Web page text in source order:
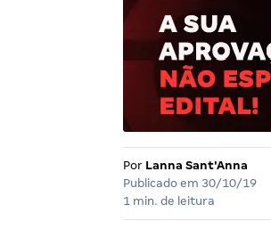
Por Lanna Sant'Anna
Publicado em 30/10/19
1 min. de leitura